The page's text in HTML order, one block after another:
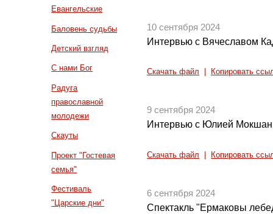
Евангельские
Баловень судьбы
Детский взгляд
С нами Бог
Радуга
православной
молодежи
Скауты
Проект "Гостевая
семья"
Фестиваль
"Царские дни"
10 сентября 2024
Интервью с Вячеславом
Скачать файл Копировать
9 сентября 2024
Интервью с Юлией
Скачать файл Копировать
6 сентября 2024
Спектакль "Ермаковы